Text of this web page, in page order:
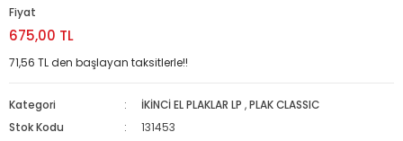
Fiyat
675,00 TL
71,56 TL den başlayan taksitlerle!!
Kategori İKİNCİ EL PLAKLAR LP ,PLAK CLASSIC
Stok Kodu
131453